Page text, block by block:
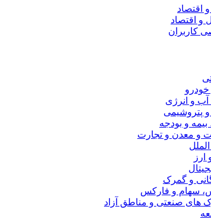
اقتصاد
و اقتصاد
کاربران
خودرو
آب و انرژی
پتروشیمی
بیمه و بودجه
و معدن و تجارت
ارز
و گمرک
سهام و فارکس
های صنعتی و مناطق آزاد